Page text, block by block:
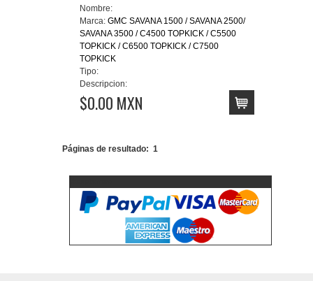
Nombre:
Marca: GMC SAVANA 1500 / SAVANA 2500/
SAVANA 3500 / C4500 TOPKICK / C5500
TOPKICK / C6500 TOPKICK / C7500
TOPKICK
Tipo:
Descripcion:
$0.00 MXN
Páginas de resultado: 1